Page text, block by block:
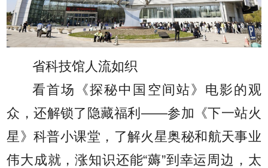
省科技馆人流如织
看首场《探秘中国空间站》电影的观
众，还解锁了隐藏福利——参加《下一站火
星》科普小课堂，了解火星奥秘和航天事业
伟大成就，涨知识还能“薅”到幸运周边，太